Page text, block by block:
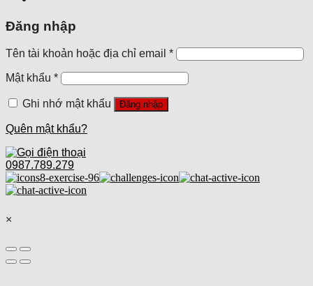
Đăng nhập
Tên tài khoản hoặc địa chỉ email *
Mật khẩu *
Ghi nhớ mật khẩu Đăng nhập
Quên mật khẩu?
0987.789.279
×